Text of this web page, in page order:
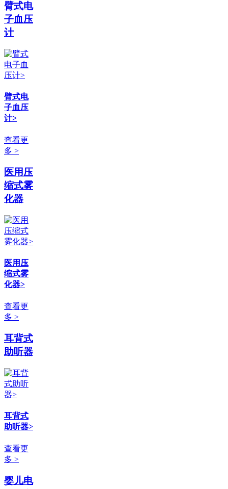
臂式电
子血压
计
臂式电
子血压
计>
查看更
多 >
医用压
缩式雾
化器
医用压
缩式雾
化器>
查看更
多 >
耳背式
助听器
耳背式
助听器>
查看更
多 >
婴儿电